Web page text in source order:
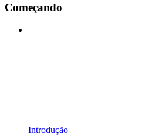
Começando
Introdução